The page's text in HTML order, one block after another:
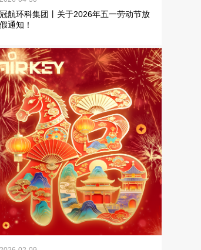
冠航环科集团丨关于2026年五一劳动节放
假通知！